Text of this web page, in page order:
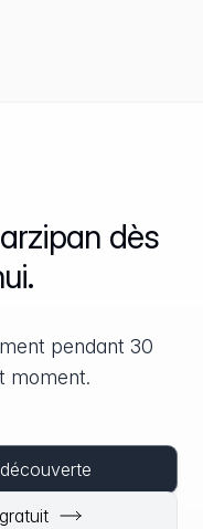
dès
pendant 30
moment.